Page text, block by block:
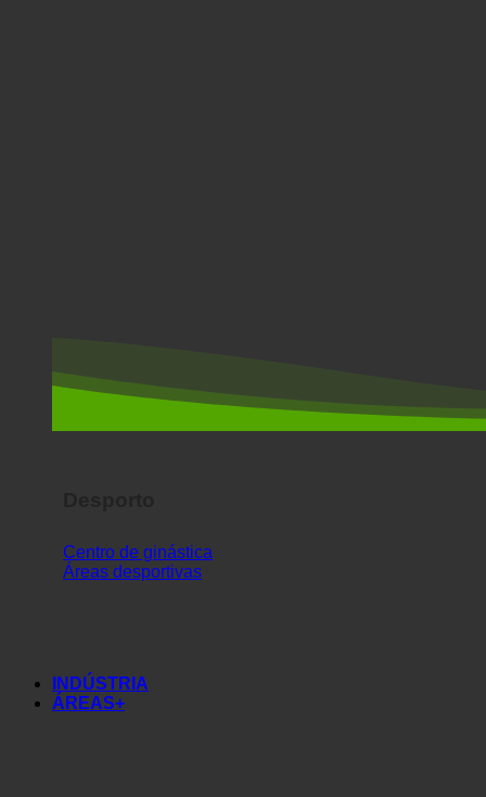
Centro de ginástica
Áreas desportivas
INDÚSTRIA
ÁREAS+